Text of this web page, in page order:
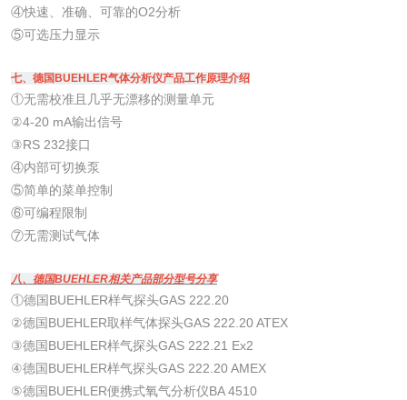
④快速、准确、可靠的O2分析
⑤可选压力显示
七、德国BUEHLER气体分析仪产品工作原理介绍
①无需校准且几乎无漂移的测量单元
②4-20 mA输出信号
③RS 232接口
④内部可切换泵
⑤简单的菜单控制
⑥可编程限制
⑦无需测试气体
八、德国BUEHLER相关产品部分型号分享
①德国BUEHLER样气探头GAS 222.20
②德国BUEHLER取样气体探头GAS 222.20 ATEX
③德国BUEHLER样气探头GAS 222.21 Ex2
④德国BUEHLER样气探头GAS 222.20 AMEX
⑤德国BUEHLER便携式氧气分析仪BA 4510